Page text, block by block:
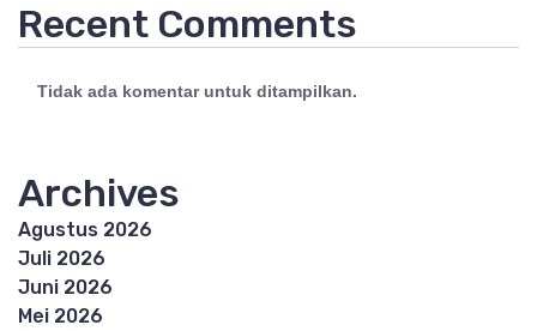
Recent Comments
Tidak ada komentar untuk ditampilkan.
Archives
Agustus 2026
Juli 2026
Juni 2026
Mei 2026